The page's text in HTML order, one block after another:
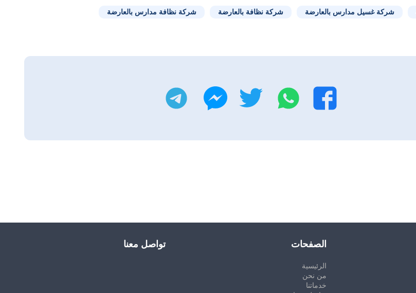
شركة غسيل مدارس بالعارضة شركة نظافة بالعارضة شركة نظافة مدارس بالعارضة
فيسبوك واتساب تويتر ماسنجر
الصفحات
الرئيسية
من نحن
خدماتنا
تواصل معنا